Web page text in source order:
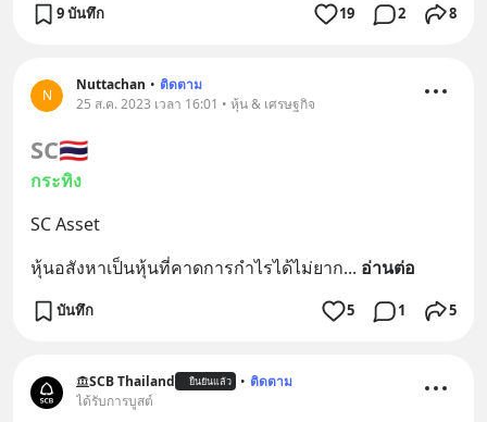
9 บันทึก 19 2 8
N
Nuttachan • ติดตาม
25 ส.ค. 2023 เวลา 16:01 • หุ้น & เศรษฐกิจ
SC🇹🇭
กระทิง
SC Asset
หุ้นอสังหาเป็นหุ้นที่คาดการกำไรได้ไม่ยาก... อ่านต่อ
บันทึก 5 1 5
SCB Thailand ยืนยันแล้ว • ติดตาม
ได้รับการบูสต์